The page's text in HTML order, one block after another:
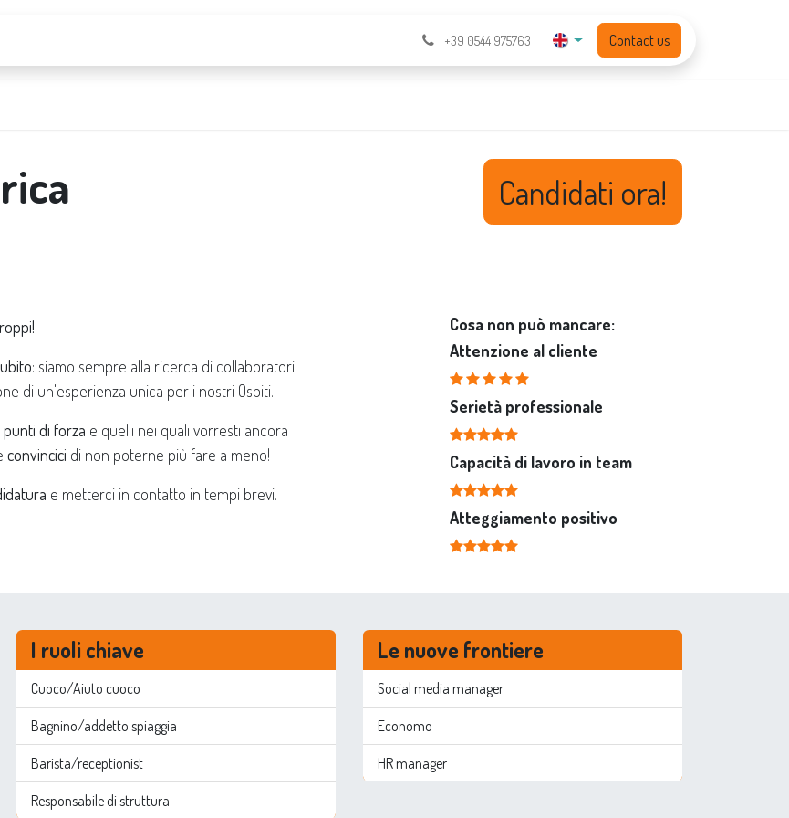
+39 0544 975763 Contact us
Candidati ora!
: siamo sempre alla ricerca di collaboratori
di un'esperienza unica per i nostri Ospiti.
punti di forza e quelli nei quali vorresti ancora
convincici di non poterne più fare a meno!
e metterci in contatto in tempi brevi.
Cosa non può mancare:
Attenzione al cliente
Serietà professionale
Capacità di lavoro in team
Atteggiamento positivo
I ruoli chiave
Cuoco/Aiuto cuoco
Bagnino/addetto spiaggia
Barista/receptionist
Responsabile di struttura
Le nuove frontiere
Social media manager
Economo
HR manager